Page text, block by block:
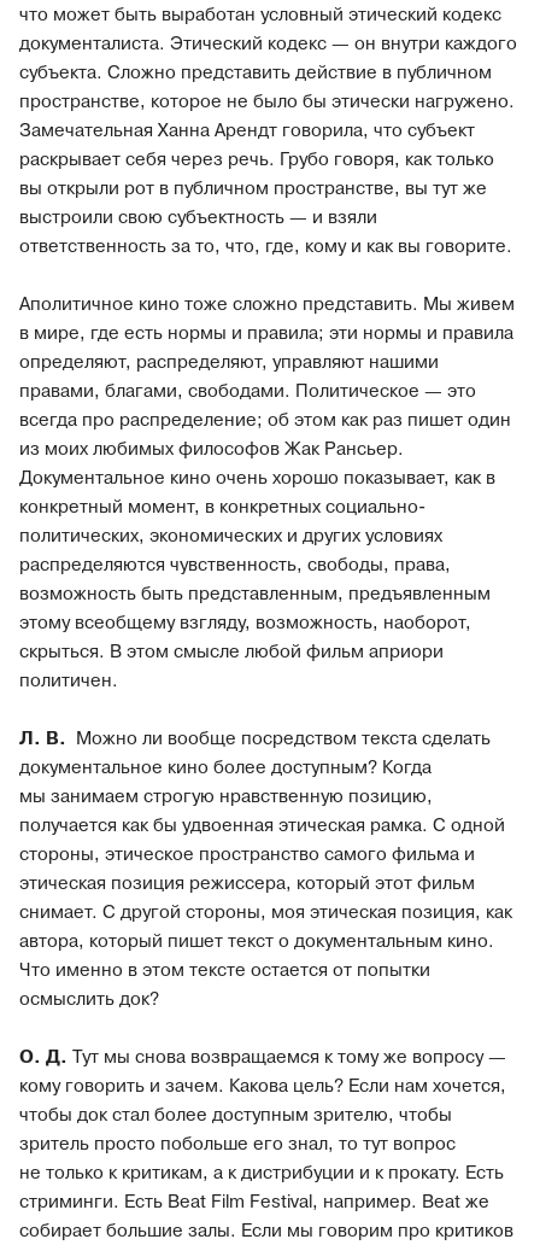
что может быть выработан условный этический кодекс
документалиста. Этический кодекс — он внутри каждого
субъекта. Сложно представить действие в публичном
пространстве, которое не было бы этически нагружено.
Замечательная Ханна Арендт говорила, что субъект
раскрывает себя через речь. Грубо говоря, как только
вы открыли рот в публичном пространстве, вы тут же
выстроили свою субъектность — и взяли
ответственность за то, что, где, кому и как вы говорите.
Аполитичное кино тоже сложно представить. Мы живем
в мире, где есть нормы и правила; эти нормы и правила
определяют, распределяют, управляют нашими
правами, благами, свободами. Политическое — это
всегда про распределение; об этом как раз пишет один
из моих любимых философов Жак Рансьер.
Документальное кино очень хорошо показывает, как в
конкретный момент, в конкретных социально-
политических, экономических и других условиях
распределяются чувственность, свободы, права,
возможность быть представленным, предъявленным
этому всеобщему взгляду, возможность, наоборот,
скрыться. В этом смысле любой фильм априори
политичен.
Л. В. Можно ли вообще посредством текста сделать
документальное кино более доступным? Когда
мы занимаем строгую нравственную позицию,
получается как бы удвоенная этическая рамка. С одной
стороны, этическое пространство самого фильма и
этическая позиция режиссера, который этот фильм
снимает. С другой стороны, моя этическая позиция, как
автора, который пишет текст о документальным кино.
Что именно в этом тексте остается от попытки
осмыслить док?
О. Д. Тут мы снова возвращаемся к тому же вопросу —
кому говорить и зачем. Какова цель? Если нам хочется,
чтобы док стал более доступным зрителю, чтобы
зритель просто побольше его знал, то тут вопрос
не только к критикам, а к дистрибуции и к прокату. Есть
стриминги. Есть Beat Film Festival, например. Beat же
собирает большие залы. Если мы говорим про критиков